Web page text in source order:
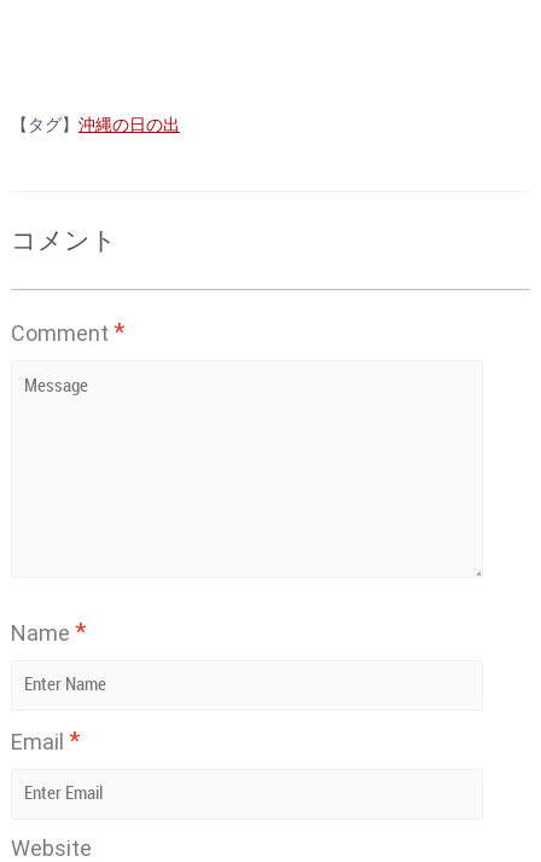
【タグ】 沖縄の日の出
コメント
Comment *
Name *
Email *
Website